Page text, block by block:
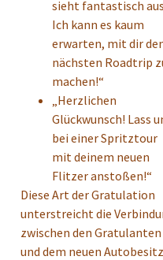
sieht fantastisch
Ich kann es kaum
erwarten, mit dir
nächsten Roadtrip
machen!“
„Herzlichen
Glückwunsch! Lass
bei einer Spritztour
mit deinem neuen
Flitzer anstoßen!“
Diese Art der Gratulation
unterstreicht die
zwischen den Gratulanten
und dem neuen